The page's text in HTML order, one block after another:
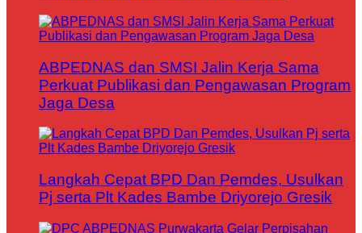
ABPEDNAS dan SMSI Jalin Kerja Sama
Perkuat Publikasi dan Pengawasan Program
Jaga Desa
Langkah Cepat BPD Dan Pemdes, Usulkan
Pj serta Plt Kades Bambe Driyorejo Gresik